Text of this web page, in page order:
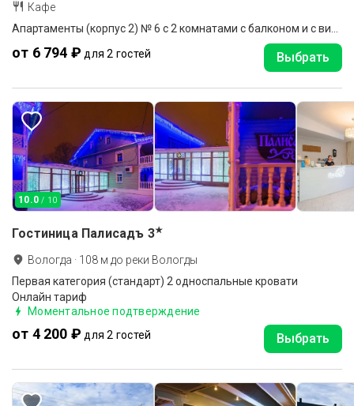
Кафе
от 6 794 ₽ для 2 гостей Выбрать
10.0 / 10
Гостиница Палисадъ 3★
Вологда · 108 м до реки Вологды
Первая категория (стандарт) 2 односпальные кровати
Онлайн тариф
Моментальное подтверждение
от 4 200 ₽ для 2 гостей Выбрать